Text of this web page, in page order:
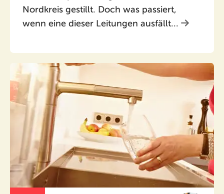
Nordkreis gestillt. Doch was passiert,
wenn eine dieser Leitungen ausfällt...